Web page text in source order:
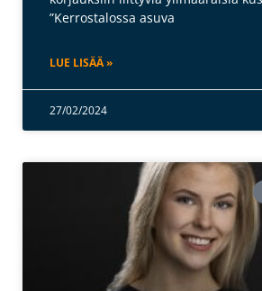
”Kerrostalossa asuva
LUE LISÄÄ »
27/02/2024